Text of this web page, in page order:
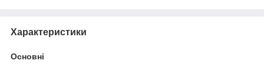
Характеристики
Основні